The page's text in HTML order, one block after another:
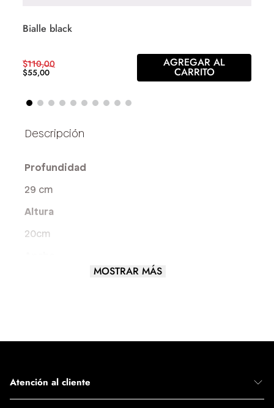
Bialle black
$110,00
$55,00
AGREGAR AL
CARRITO
Profundidad
29 cm
Altura
20cm
Tamaño del Bolso
MOSTRAR MÁS
Atención al cliente